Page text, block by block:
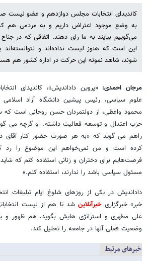
کاندیدای انتخابات مجلس دوازدهم و عضو لیست
به وضع موجود اعتراض داریم و به مردمی هم که
می‌گوییم بیایند به ما رای دهند. اتفاقی که در جناح
این است که هنوز لیست نداده‌اند و نتوانسته‌اند
شوند، شاهد نمونه این حرکت در اداره کشور هم
مرجان احمدی: «پروین داداندیش»، کاندیدای
علوم سیاسی، رئیس پیشین دانشگاه آزاد
محمود واعظی، از دولتمردان حسن روحانی است
حزب اعتدال و توسعه فعالیت داشته. او گرچه می
راهم می گوید که «به هر صورت حضور کنار آقای
کرده است و من نمی‌خواهم این موضوع را رد
فرصت‌هایم برای دختران و زنانی استفاده کنم که
مسئول سیاسی باشد را ندارند، استفاده کنم.»
داداندیش در یکی از روزهای شلوغ ایام تبلیغات
خبر» خبرگزاریخبرآنلاینشد تا هم از لیست
علی مطهری و استراتژی هایش بگوید، هم ظهور و
وضعیت فعلی آنها در جامعه را تحلیل کند.
خبرهای مرتبط